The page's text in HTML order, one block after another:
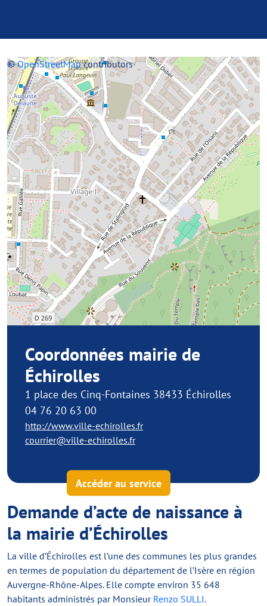
+−
©OpenStreetMapcontributors
Coordonnées mairie de
Échirolles
1 place des Cinq-Fontaines 38433 Échirolles
04 76 20 63 00
http://www.ville-echirolles.fr
courrier@ville-echirolles.fr
Accéder au service
Demande d’acte de naissance à
la mairie d’Échirolles
La ville d’Échirolles est l’une des communes les plus grandes
en termes de population du département de l’Isère en région
Auvergne-Rhône-Alpes. Elle compte environ 35 648
habitants administrés par Monsieur Renzo SULLI.